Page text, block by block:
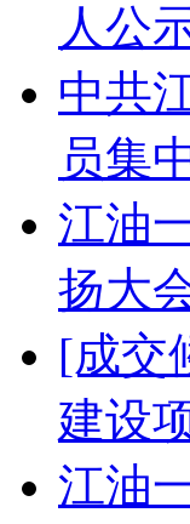
人公
中共
员集
江油
扬大
[成交
建设
江油